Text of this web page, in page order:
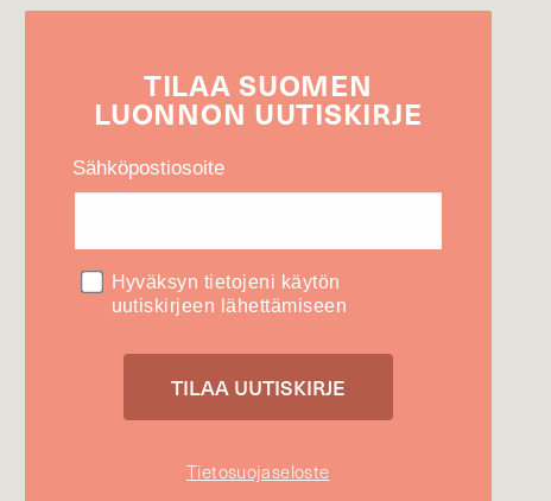
TILAASUOMEN
LUONNON UUTIS­KIRJE
Sähköpostiosoite
Hyväksyn tietojeni käytön
uutiskirjeen lähettämiseen
Tietosuojaseloste